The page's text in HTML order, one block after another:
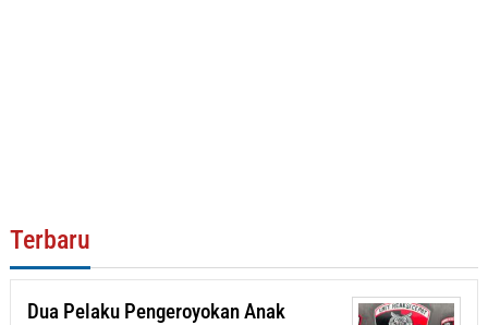
Terbaru
Dua Pelaku Pengeroyokan Anak